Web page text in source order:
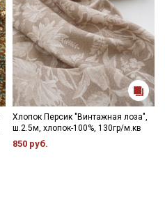
Хлопок Персик "Винтажная лоза",
ш.2.5м, хлопок-100%, 130гр/м.кв
850 руб.